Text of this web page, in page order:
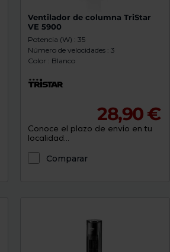
Ventilador de columna TriStar
VE 5900
Potencia (W) : 35
Número de velocidades : 3
Color : Blanco
28,90 €
Conoce el plazo de envío en tu
localidad...
Comparar